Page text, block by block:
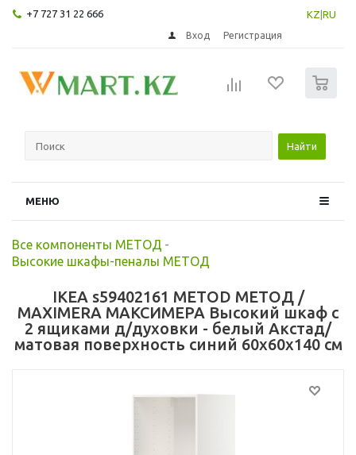
+7 727 31 22 666 KZ RU
Вход Регистрация
Найти
МЕНЮ
Все компоненты МЕТОД -
Высокие шкафы-пеналы МЕТОД
IKEA s59402161 METOD МЕТОД /
MAXIMERA МАКСИМЕРА Высокий шкаф с
2 ящиками д/духовки - белый Акстад/
матовая поверхность синий 60x60x140 см